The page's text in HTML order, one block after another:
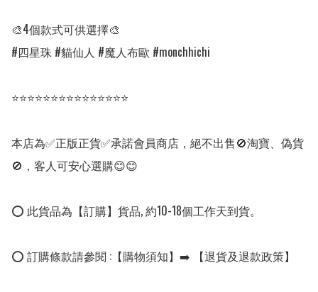
🎨4個款式可供選擇🎨
#四星珠 #貓仙人 #魔人布歐 #monchhichi
⭐⭐⭐⭐⭐⭐⭐⭐⭐⭐⭐⭐⭐⭐⭐
本店為✅正版正貨✅承諾會員商店，絕不出售🚫淘寶、偽貨
🚫，客人可安心選購😊😊
⭕ 此貨品為【訂購】貨品, 約10-18個工作天到貨。
⭕ 訂購條款請參閱 :【購物須知】➡️ 【退貨及退款政策】